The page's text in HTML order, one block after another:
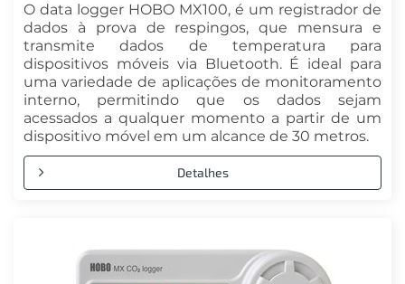
O data logger HOBO MX100, é um registrador de
dados à prova de respingos, que mensura e
transmite dados de temperatura para
dispositivos móveis via Bluetooth. É ideal para
uma variedade de aplicações de monitoramento
interno, permitindo que os dados sejam
acessados a qualquer momento a partir de um
dispositivo móvel em um alcance de 30 metros.
Detalhes